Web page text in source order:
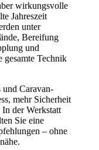
wirkungsvolle
Jahreszeit
unter
Bereifung
und
gesamte Technik
und Caravan-
mehr Sicherheit
der Werkstatt
Sie eine
– ohne